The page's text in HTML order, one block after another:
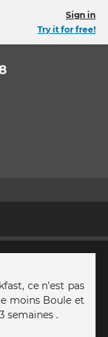
Sign in
Try it for free!
ce n'est pas
moins Boule et
semaines .